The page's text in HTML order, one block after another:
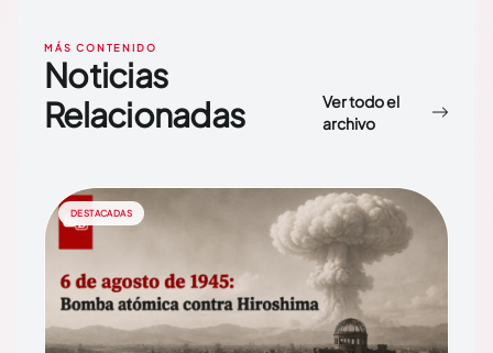
MÁS CONTENIDO
Noticias
Relacionadas
Ver todo el
archivo
DESTACADAS